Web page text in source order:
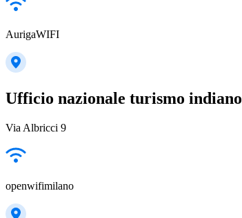
AurigaWIFI
Ufficio nazionale turismo indiano
Via Albricci 9
openwifimilano